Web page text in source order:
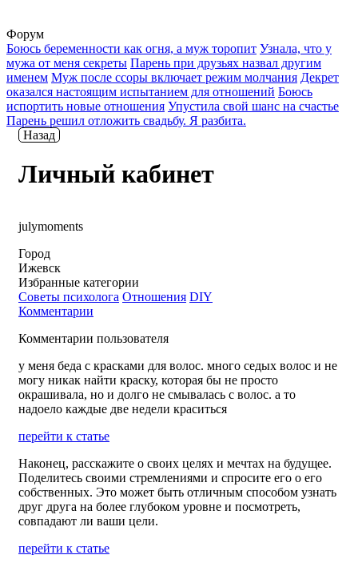
Форум
Боюсь беременности как огня, а муж торопит Узнала, что у
мужа от меня секреты Парень при друзьях назвал другим
именем Муж после ссоры включает режим молчания Декрет
оказался настоящим испытанием для отношений Боюсь
испортить новые отношения Упустила свой шанс на счастье
Парень решил отложить свадьбу. Я разбита.
Назад
Личный кабинет
julymoments
Город
Ижевск
Избранные категории
Советы психолога Отношения DIY
Комментарии
Комментарии пользователя
у меня беда с красками для волос. много седых волос и не
могу никак найти краску, которая бы не просто
окрашивала, но и долго не смывалась с волос. а то
надоело каждые две недели краситься
перейти к статье
Наконец, расскажите о своих целях и мечтах на будущее.
Поделитесь своими стремлениями и спросите его о его
собственных. Это может быть отличным способом узнать
друг друга на более глубоком уровне и посмотреть,
совпадают ли ваши цели.
перейти к статье